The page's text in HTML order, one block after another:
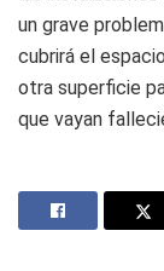
un grave
cubrirá el
otra superficie
que vayan